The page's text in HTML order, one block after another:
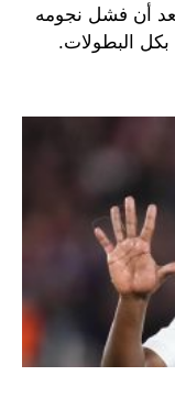
أن فشل نجومه